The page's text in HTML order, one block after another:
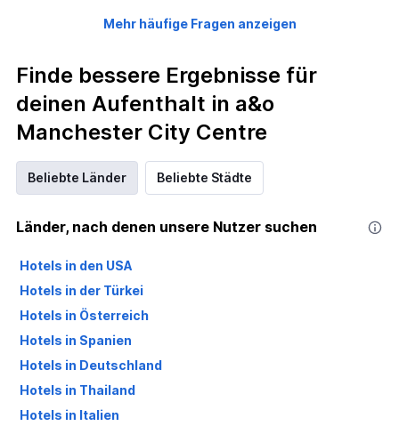
Mehr häufige Fragen anzeigen
Finde bessere Ergebnisse für
deinen Aufenthalt in a&o
Manchester City Centre
Beliebte Länder Beliebte Städte
Länder, nach denen unsere Nutzer suchen
Hotels in den USA
Hotels in der Türkei
Hotels in Österreich
Hotels in Spanien
Hotels in Deutschland
Hotels in Thailand
Hotels in Italien